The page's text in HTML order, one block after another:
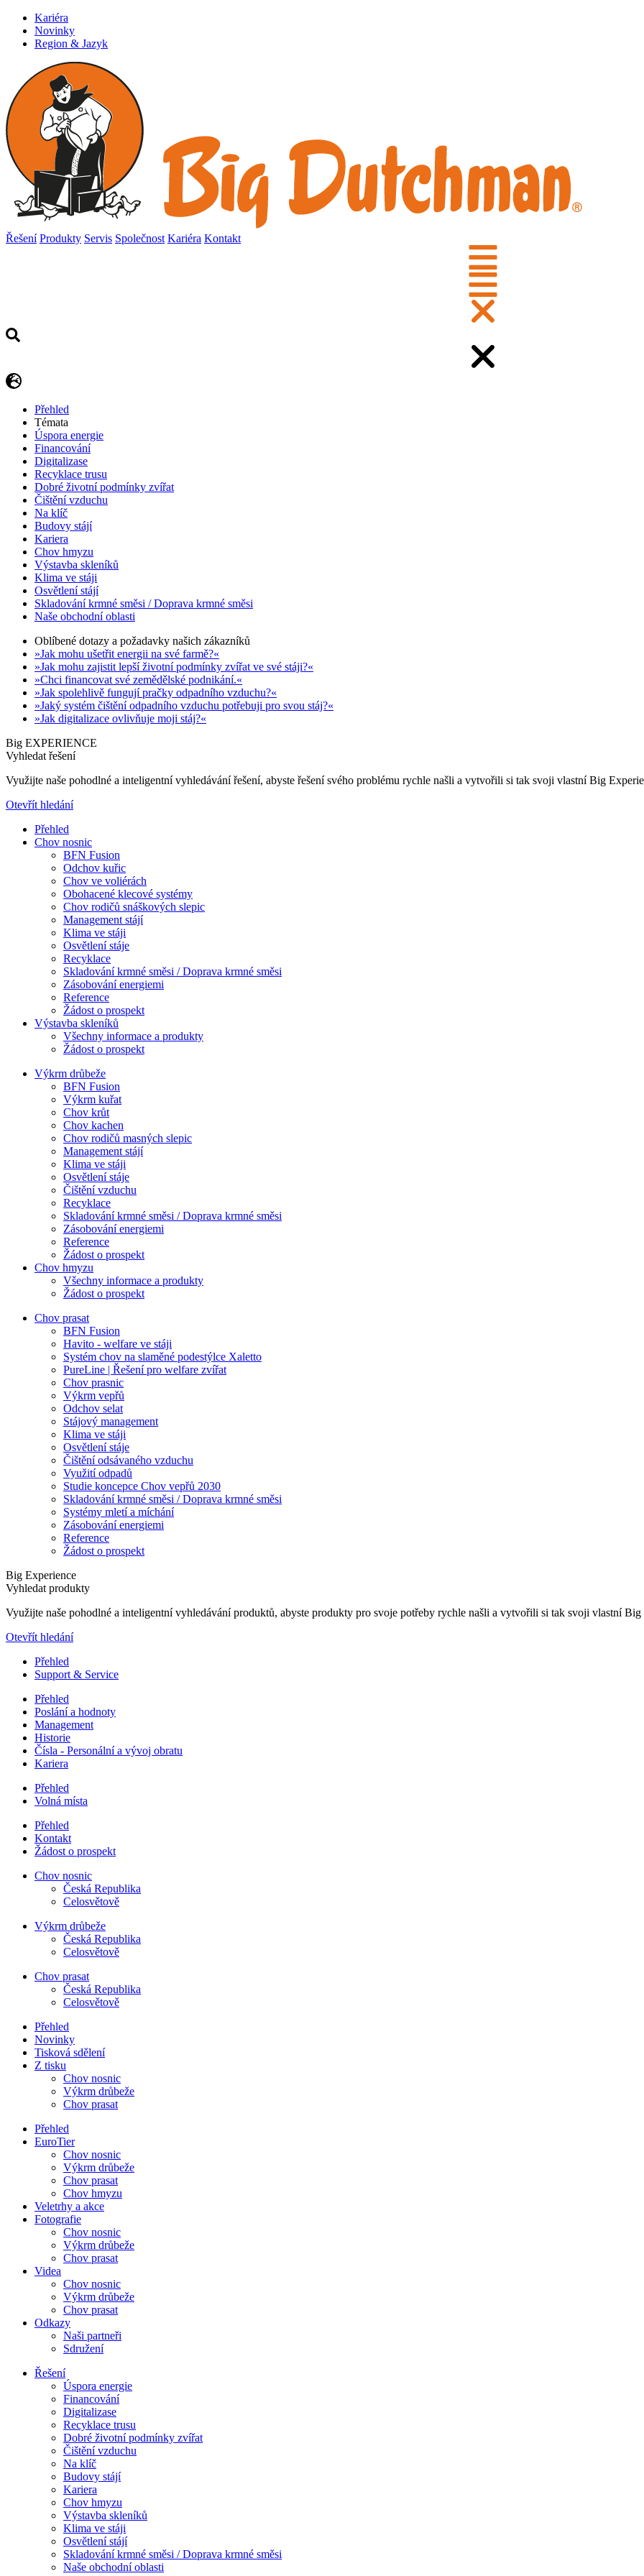
Kariéra
Novinky
Region & Jazyk
Řešení Produkty Servis Společnost Kariéra Kontakt
Přehled
Témata
Úspora energie
Financování
Digitalizase
Recyklace trusu
Dobré životní podmínky zvířat
Čištění vzduchu
Na klíč
Budovy stájí
Kariera
Chov hmyzu
Výstavba skleníků
Klima ve stáji
Osvětlení stájí
Skladování krmné směsi / Doprava krmné směsi
Naše obchodní oblasti
Oblíbené dotazy a požadavky našich zákazníků
»Jak mohu ušetřit energii na své farmě?«
»Jak mohu zajistit lepší životní podmínky zvířat ve své stáji?«
»Chci financovat své zemědělské podnikání.«
»Jak spolehlivě fungují pračky odpadního vzduchu?«
»Jaký systém čištění odpadního vzduchu potřebuji pro svou stáj?«
»Jak digitalizace ovlivňuje moji stáj?«
Big EXPERIENCE
Vyhledat řešení
Využijte naše pohodlné a inteligentní vyhledávání řešení, abyste řešení svého problému rychle našli a vytvořili si tak svoji vlastní Big
Otevřít hledání
Přehled
Chov nosnic
BFN Fusion
Odchov kuřic
Chov ve voliérách
Obohacené klecové systémy
Chov rodičů snáškových slepic
Management stájí
Klima ve stáji
Osvětlení stáje
Recyklace
Skladování krmné směsi / Doprava krmné směsi
Zásobování energiemi
Reference
Žádost o prospekt
Výstavba skleníků
Všechny informace a produkty
Žádost o prospekt
Výkrm drůbeže
BFN Fusion
Výkrm kuřat
Chov krůt
Chov kachen
Chov rodičů masných slepic
Management stájí
Klima ve stáji
Osvětlení stáje
Čištění vzduchu
Recyklace
Skladování krmné směsi / Doprava krmné směsi
Zásobování energiemi
Reference
Žádost o prospekt
Chov hmyzu
Všechny informace a produkty
Žádost o prospekt
Chov prasat
BFN Fusion
Havito - welfare ve stáji
Systém chov na slaměné podestýlce Xaletto
PureLine | Řešení pro welfare zvířat
Chov prasnic
Výkrm vepřů
Odchov selat
Stájový management
Klima ve stáji
Osvětlení stáje
Čištění odsávaného vzduchu
Využití odpadů
Studie koncepce Chov vepřů 2030
Skladování krmné směsi / Doprava krmné směsi
Systémy mletí a míchání
Zásobování energiemi
Reference
Žádost o prospekt
Big Experience
Vyhledat produkty
Využijte naše pohodlné a inteligentní vyhledávání produktů, abyste produkty pro svoje potřeby rychle našli a vytvořili si tak svoji vlastní Big
Otevřít hledání
Přehled
Support & Service
Přehled
Poslání a hodnoty
Management
Historie
Čísla - Personální a vývoj obratu
Kariera
Přehled
Volná místa
Přehled
Kontakt
Žádost o prospekt
Chov nosnic
Česká Republika
Celosvětově
Výkrm drůbeže
Česká Republika
Celosvětově
Chov prasat
Česká Republika
Celosvětově
Přehled
Novinky
Tisková sdělení
Z tisku
Chov nosnic
Výkrm drůbeže
Chov prasat
Přehled
EuroTier
Chov nosnic
Výkrm drůbeže
Chov prasat
Chov hmyzu
Veletrhy a akce
Fotografie
Chov nosnic
Výkrm drůbeže
Chov prasat
Videa
Chov nosnic
Výkrm drůbeže
Chov prasat
Odkazy
Naši partneři
Sdružení
Řešení
Úspora energie
Financování
Digitalizase
Recyklace trusu
Dobré životní podmínky zvířat
Čištění vzduchu
Na klíč
Budovy stájí
Kariera
Chov hmyzu
Výstavba skleníků
Klima ve stáji
Osvětlení stájí
Skladování krmné směsi / Doprava krmné směsi
Naše obchodní oblasti